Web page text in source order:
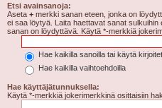
Etsi avainsanoja:
Aseta + merkki sanan eteen, jonka on
ei saa löytyä. Laita haettavat sanat sulkuihin
sanan on löydyttävä. Käytä *-merkkiä
Hae kaikilla sanoilla tai käytä
Hae kaikilla vaihtoehdoilla
Hae käyttäjätunnuksella:
Käytä *-merkkiä jokerimerkkinä osittaisiin